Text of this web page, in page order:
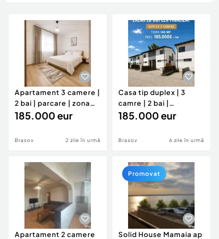
Animale de companie
Afaceri și echipamente profesionale
Inchiriere Bunuri si Vehicule
Piese auto si accesorii
Dacia Duster
Apartament 3 camere |
2 bai | parcare | zona
Tractorul
185.000 eur
Brasov 2 zile în urmă
Casa tip duplex | 3
camre | 2 bai |
Bartolomeu
185.000 eur
Brasov 6 zile în urmă
Apartament 2 camere
Solid House Mamaia ap
Promovat